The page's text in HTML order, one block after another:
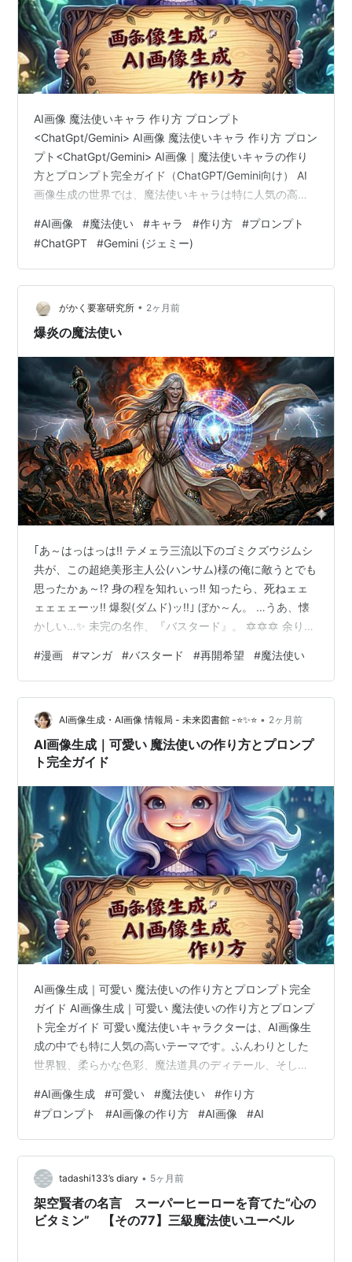
AI画像 魔法使いキャラ 作り方 プロンプト
<ChatGpt/Gemini> AI画像 魔法使いキャラ 作り方 プロン
プト<ChatGpt/Gemini> AI画像｜魔法使いキャラの作り
方とプロンプト完全ガイド（ChatGPT/Gemini向け） AI
画像生成の世界では、魔法使いキャラは特に人気の高い
上げる存在として多くのクリエイターに選ばれている。
ChatGPT や Gemini を活用することで、魔法使いキャラ
のプロンプトをより精密に設計し、安定したクオリティ
のAI画像を生み出すことが可能になる。本稿では、魔法
使いキャラの作り方を段階的に整…
#AI画像 #魔法使い #キャラ #作り方 #プロンプト
#ChatGPT #Gemini (ジェミー)
がかく要塞研究所 • 2ヶ月前
爆炎の魔法使い
｢あ～はっはっは!! テメェラ三流以下のゴミクズウジムシ
共が、この超絶美形主人公(ハンサム)様の俺に敵うとでも
思ったかぁ～!? 身の程を知れぃっ!! 知ったら、死ねェェ
ェェェェーッ!! 爆裂(ダムド)ッ!!｣ ぼか～ん。 …うあ、懐
かしい…✨ 未完の名作、『バスタード』。 🔯🔯🔯 余りに
ましたが、続きが見られんのは残念。 敬意を込めて再現
するも、あの｢外連味タップリ｣の作風はそうそう再現出
来ませんねぇ…。 1枚目は Gemini ちゃん 生成だが、別モ
デルで、総て同じプロンプトで生成。 そしたら… (コワ
イ)お姉さんになった。 あのダーク･シュ…
#漫画 #マンガ #バスタード #再開希望 #魔法使い
AI画像生成・AI画像 情報局 - 未来図書館 -⭐✨⭐ • 2ヶ月前
AI画像生成｜可愛い 魔法使いの作り方とプロンプ
ト完全ガイド
AI画像生成｜可愛い 魔法使いの作り方とプロンプト完全
ガイド AI画像生成｜可愛い 魔法使いの作り方とプロンプ
ト完全ガイド 可愛い魔法使いキャラクターは、AI画像生
成の中でも特に人気の高いテーマです。ふんわりとした
世界観、柔らかな色彩、魔法道具のディテール、そして
作の幅が非常に広いジャンルでもあります。本稿では
「AI画像生成｜可愛い 魔法使いの作り方」をテーマに、
初心者でも扱いやすい構成で、第三者に向けた丁寧な解
説文としてまとめています。画像生成コードや表は不要
という前提で、文章の流れの中に自然に日本語プロンプ
トを織り交ぜ、コピペして使える形で…
#AI画像生成 #可愛い #魔法使い #作り方
#プロンプト #AI画像の作り方 #AI画像 #AI
tadashi133’s diary • 5ヶ月前
架空賢者の名言 スーパーヒーローを育てた“心の
ビタミン” 【その77】三級魔法使いユーベル